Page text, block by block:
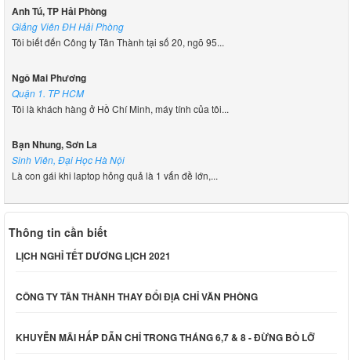
Anh Tú, TP Hải Phòng
Giảng Viên ĐH Hải Phòng
Tôi biết đến Công ty Tân Thành tại số 20, ngõ 95...
Ngô Mai Phương
Quận 1. TP HCM
Tôi là khách hàng ở Hồ Chí Minh, máy tính của tôi...
Bạn Nhung, Sơn La
Sinh Viên, Đại Học Hà Nội
Là con gái khi laptop hỏng quả là 1 vấn đề lớn,...
Thông tin cần biết
LỊCH NGHỈ TẾT DƯƠNG LỊCH 2021
CÔNG TY TÂN THÀNH THAY ĐỔI ĐỊA CHỈ VĂN PHÒNG
KHUYỄN MÃI HẤP DẪN CHỈ TRONG THÁNG 6,7 & 8 - ĐỪNG BỎ LỠ